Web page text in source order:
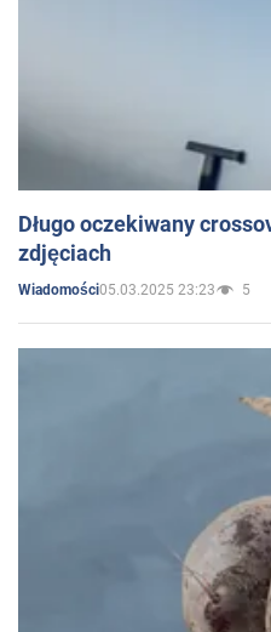
Długo oczekiwany
zdjęciach
Wiadomości05.03.2025 23:23 5